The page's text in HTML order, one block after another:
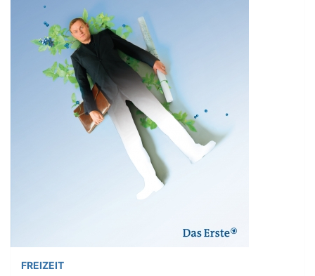
FREIZEIT